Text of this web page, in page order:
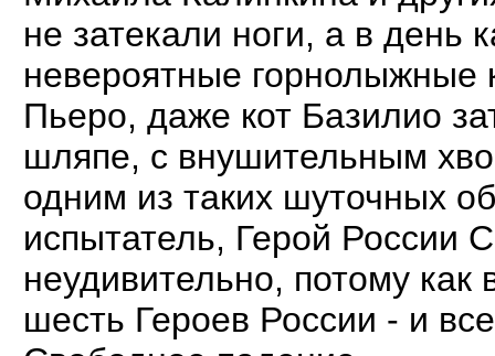
не затекали ноги, а в день
невероятные
Пьеро, даже кот Базилио
шляпе, с внушительным
одним из таких шуточных
испытатель, Герой России
неудивительно, потому
шесть Героев России - и